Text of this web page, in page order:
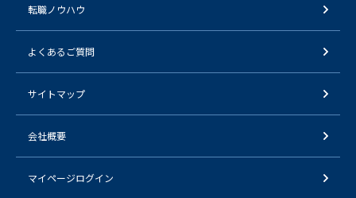
転職ノウハウ
よくあるご質問
サイトマップ
会社概要
マイページログイン